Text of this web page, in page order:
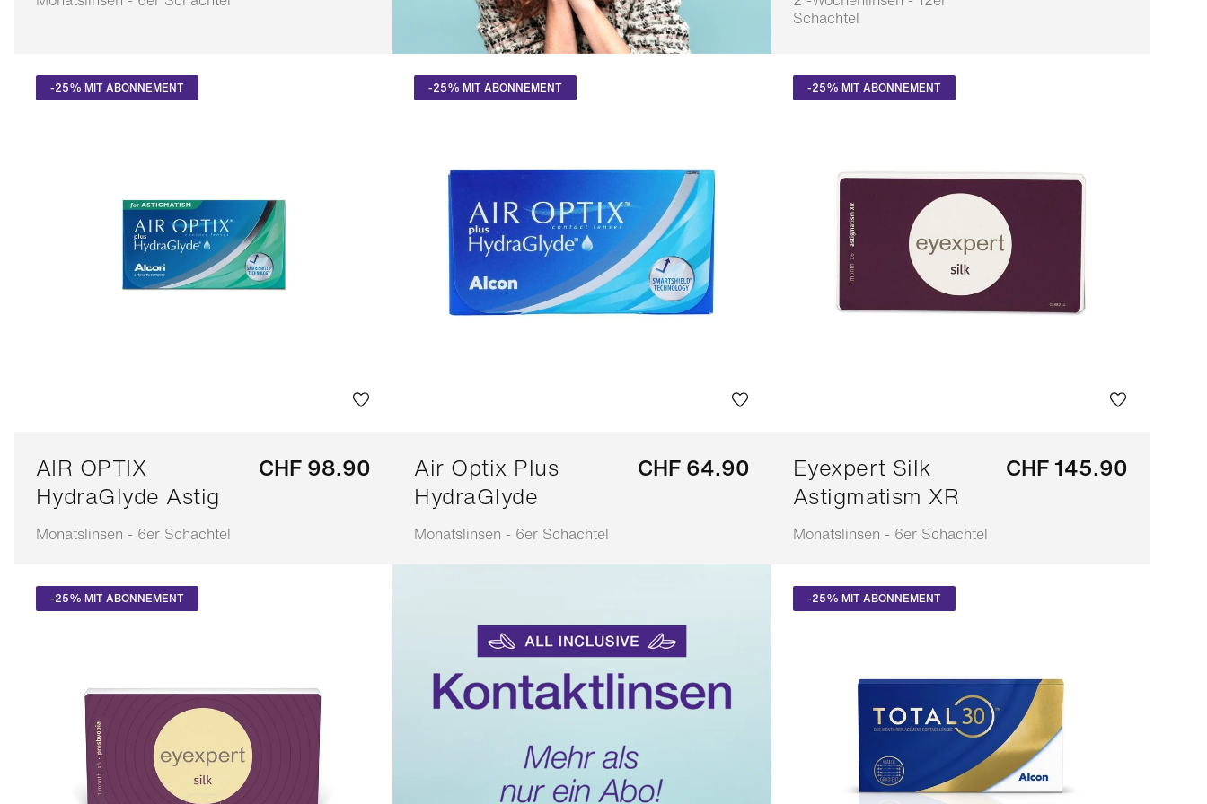
Schachtel
-25% MIT ABONNEMENT
AIR OPTIX
HydraGlyde Astig
Monatslinsen - 6er Schachtel
CHF 98.90
-25% MIT ABONNEMENT
Air Optix Plus
HydraGlyde
Monatslinsen - 6er Schachtel
CHF 64.90
-25% MIT ABONNEMENT
Eyexpert Silk
Astigmatism XR
Monatslinsen - 6er Schachtel
CHF 145.90
-25% MIT ABONNEMENT -25% MIT ABONNEMENT